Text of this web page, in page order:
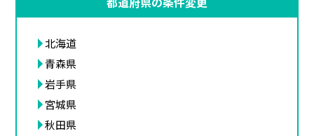
北海道
青森県
岩手県
宮城県
秋田県